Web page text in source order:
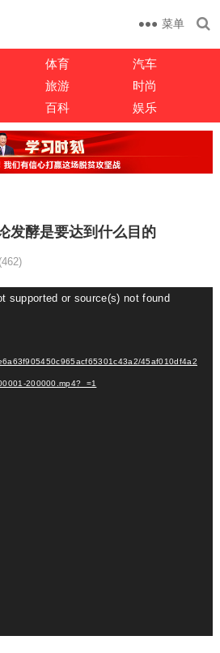
菜单
体育
汽车
旅游
时尚
百科 娱乐
发酵是要达到什么目的
supported or source(s) not found
45af010df4a2
200000.mp4?_=1